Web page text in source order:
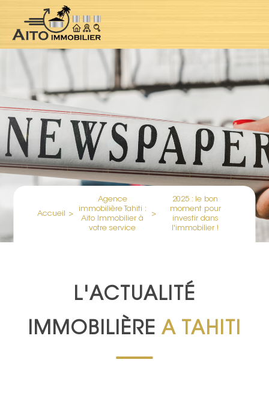
Accueil >
Agence
immobilière Tahiti :
Aito Immobilier à
votre service
>
2025 : le bon
moment pour
investir dans
l'immobilier !
L'ACTUALITÉ
IMMOBILIÈRE A TAHITI